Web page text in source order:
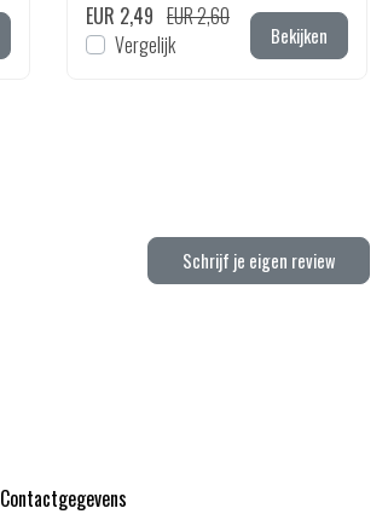
EUR 2,49 EUR 2,60
Vergelijk
Bekijken
Schrijf je eigen review
Contactgegevens